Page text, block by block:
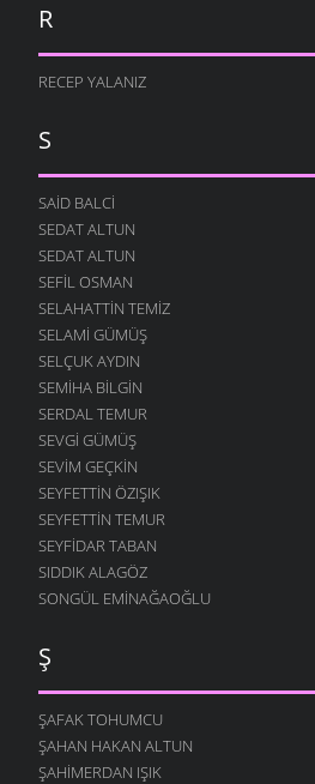
R
RECEP YALANIZ
S
SAID BALCI
SEDAT ALTUN
SEDAT ALTUN
SEFIL OSMAN
SELAHATTIN TEMIZ
SELAMI GÜMÜŞ
SELÇUK AYDIN
SEMIHA BILGIN
SERDAL TEMUR
SEVGI GÜMÜŞ
SEVIM GEÇKIN
SEYFETTIN ÖZIŞIK
SEYFETTIN TEMUR
SEYFIDAR TABAN
SIDDIK ALAGÖZ
SONGÜL EMINAĞAOĞLU
Ş
ŞAFAK TOHUMCU
ŞAHAN HAKAN ALTUN
ŞAHIMERDAN IŞIK